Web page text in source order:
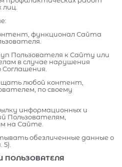
функционал Сайта
Пользователя к Сайту или
в случае нарушения
любой контент,
по своему
информационных и
Пользователям,
на Сайте.
обезличенные данные о
ПОЛЬЗОВАТЕЛЯ